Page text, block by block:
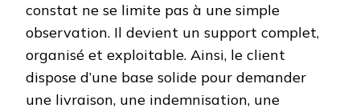
constat ne se limite pas à une simple
observation. Il devient un support complet,
organisé et exploitable. Ainsi, le client
dispose d’une base solide pour demander
une livraison, une indemnisation, une